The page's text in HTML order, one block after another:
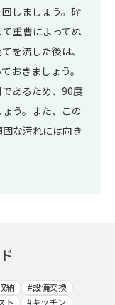
しましょう。砕
重曹によってぬ
を流した後は、
おきましょう。
あるため、90度
う。また、この
な汚れには向き
納
#設備交換
ト
#キッチン